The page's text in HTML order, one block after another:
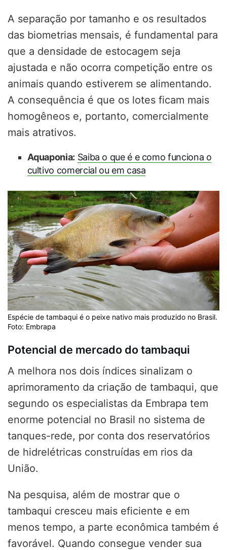
A separação por tamanho e os resultados
das biometrias mensais, é fundamental para
que a densidade de estocagem seja
ajustada e não ocorra competição entre os
animais quando estiverem se alimentando.
A consequência é que os lotes ficam mais
homogêneos e, portanto, comercialmente
mais atrativos.
Aquaponia: Saiba o que é e como funciona o
cultivo comercial ou em casa
Espécie de tambaqui é o peixe nativo mais produzido no Brasil.
Foto: Embrapa
Potencial de mercado do tambaqui
A melhora nos dois índices sinalizam o
aprimoramento da criação de tambaqui, que
segundo os especialistas da Embrapa tem
enorme potencial no Brasil no sistema de
tanques-rede, por conta dos reservatórios
de hidrelétricas construídas em rios da
União.
Na pesquisa, além de mostrar que o
tambaqui cresceu mais eficiente e em
menos tempo, a parte econômica também é
favorável. Quando consegue vender sua